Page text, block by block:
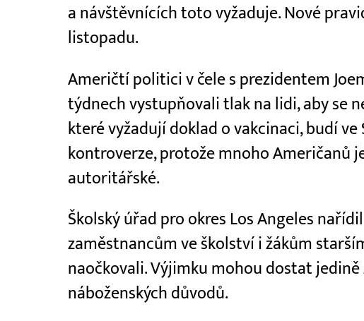
a návštěvnících toto vyžaduje. Nové
listopadu.
Američtí politici v čele s prezidentem
týdnech vystupňovali tlak na lidi, aby se
které vyžadují doklad o vakcinaci, budí
kontroverze, protože mnoho Američanů
autoritářské.
Školský úřad pro okres Los Angeles
zaměstnancům ve školství i žákům
naočkovali. Výjimku mohou dostat
náboženských důvodů.